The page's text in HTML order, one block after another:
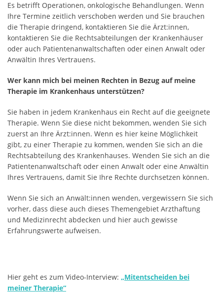
Es betrifft Operationen, onkologische Behandlungen. Wenn
Ihre Termine zeitlich verschoben werden und Sie brauchen
die Therapie dringend, kontaktieren Sie die Ärzt:innen,
kontaktieren Sie die Rechtsabteilungen der Krankenhäuser
oder auch Patientenanwaltschaften oder einen Anwalt oder
Anwältin Ihres Vertrauens.
Wer kann mich bei meinen Rechten in Bezug auf meine
Therapie im Krankenhaus unterstützen?
Sie haben in jedem Krankenhaus ein Recht auf die geeignete
Therapie. Wenn Sie diese nicht bekommen, wenden Sie sich
zuerst an Ihre Ärzt:innen. Wenn es hier keine Möglichkeit
gibt, zu einer Therapie zu kommen, wenden Sie sich an die
Rechtsabteilung des Krankenhauses. Wenden Sie sich an die
Patientenanwaltschaft oder einen Anwalt oder eine Anwältin
Ihres Vertrauens, damit Sie Ihre Rechte durchsetzen können.
Wenn Sie sich an Anwält:innen wenden, vergewissern Sie sich
vorher, dass diese auch dieses Themengebiet Arzthaftung
und Medizinrecht abdecken und hier auch gewisse
Erfahrungswerte aufweisen.
Hier geht es zum Video-Interview: „Mitentscheiden bei
meiner Therapie“